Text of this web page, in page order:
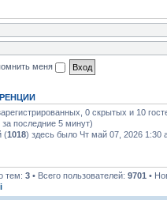
меня
0 скрытых и 10
за последние 5 минут)
(1018) здесь было Чт май 07, 2026 1:30
тем: 3 • Всего пользователей: 9701 •